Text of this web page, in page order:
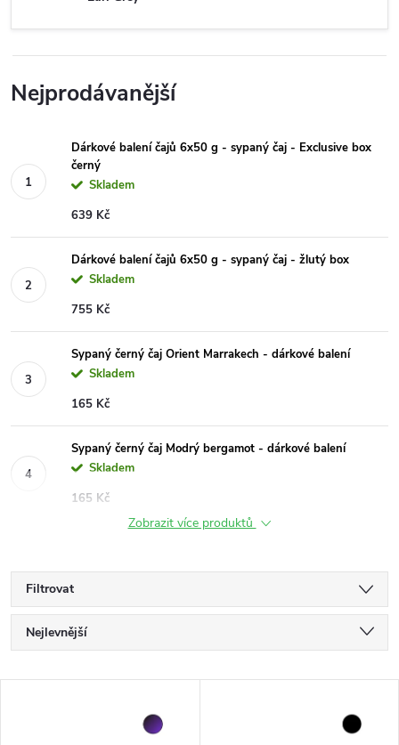
Nejprodávanější
Dárkové balení čajů 6x50 g - sypaný čaj - Exclusive box
černý
Skladem
639 Kč
Dárkové balení čajů 6x50 g - sypaný čaj - žlutý box
Skladem
755 Kč
Sypaný černý čaj Orient Marrakech - dárkové balení
Skladem
165 Kč
Sypaný černý čaj Modrý bergamot - dárkové balení
Skladem
165 Kč
Zobrazit více produktů
Filtrovat
Ř
a
Nejlevnější